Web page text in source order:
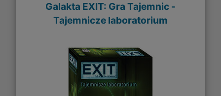
Galakta EXIT: Gra Tajemnic -
Tajemnicze laboratorium